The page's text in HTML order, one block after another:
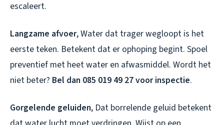
escaleert.
Langzame afvoer, Water dat trager wegloopt is het
eerste teken. Betekent dat er ophoping begint. Spoel
preventief met heet water en afwasmiddel. Wordt het
niet beter? Bel dan 085 019 49 27 voor inspectie.
Gorgelende geluiden, Dat borrelende geluid betekent